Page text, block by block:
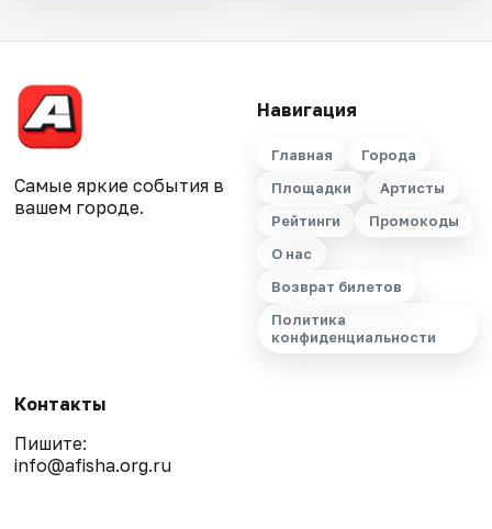
Самые яркие события в
вашем городе.
Навигация
Главная
Города
Площадки
Артисты
Рейтинги
Промокоды
О нас
Возврат билетов
Политика
конфиденциальности
Контакты
Пишите:
info@afisha.org.ru